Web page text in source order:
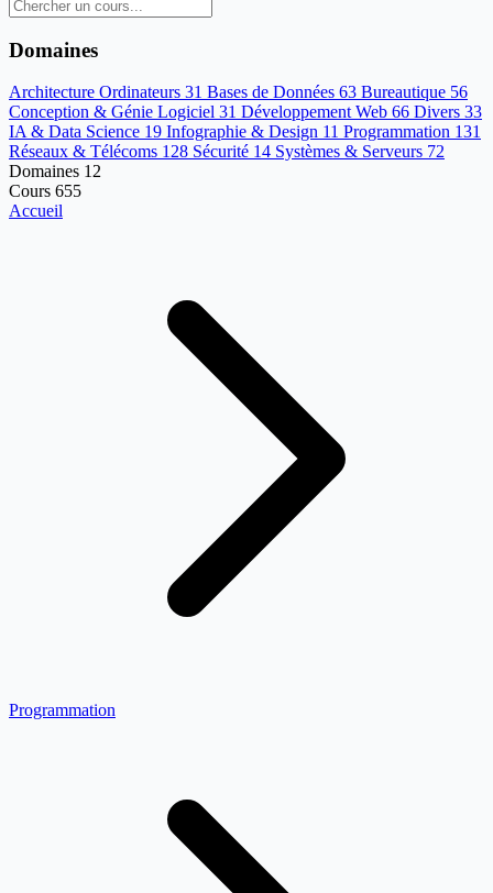
Domaines
Architecture Ordinateurs 31 Bases de Données 63 Bureautique 56
Conception & Génie Logiciel 31 Développement Web 66 Divers 33
IA & Data Science 19 Infographie & Design 11 Programmation 131
Réseaux & Télécoms 128 Sécurité 14 Systèmes & Serveurs 72
Domaines 12
Cours 655
Accueil
Programmation